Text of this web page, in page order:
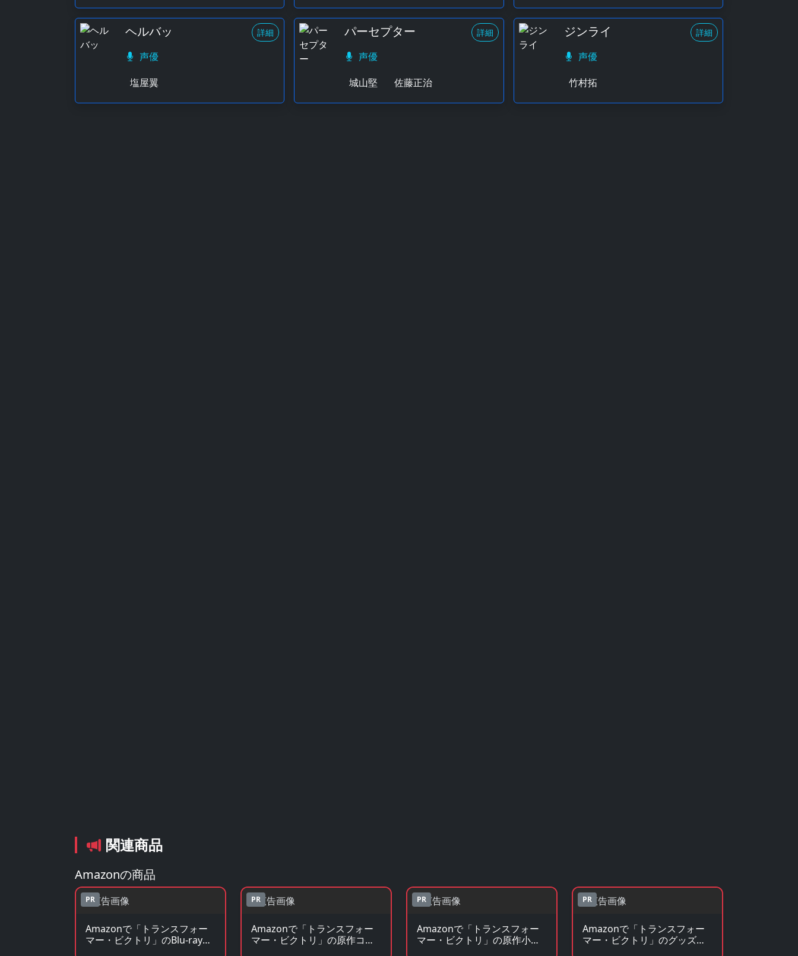
ヘルバッ 詳細
声優
塩屋翼
パーセプター 詳細
声優
城山堅
佐藤正治
ジンライ 詳細
声優
竹村拓
関連商品
Amazonの商品
PR
Amazonで「トランスフォー
マー・ビクトリ」のBlu-ray・
PR
Amazonで「トランスフォー
マー・ビクトリ」の原作コミ
PR
Amazonで「トランスフォー
マー・ビクトリ」の原作小
PR
Amazonで「トランスフォー
マー・ビクトリ」のグッズ・